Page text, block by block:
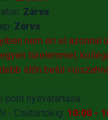
Zárva
Zárva
nem éri el azonnal
türelemmel,
időn belül
pont nyitvatartása:
- Csütörtökig: 10:00 -